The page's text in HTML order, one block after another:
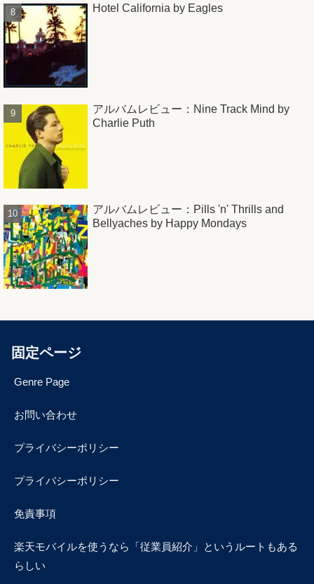
Hotel California by Eagles
アルバムレビュー：Nine Track Mind by
Charlie Puth
アルバムレビュー：Pills 'n' Thrills and
Bellyaches by Happy Mondays
固定ページ
Genre Page
お問い合わせ
プライバシーポリシー
プライバシーポリシー
免責事項
楽天モバイルを使うなら「従業員紹介」というルートもある
らしい